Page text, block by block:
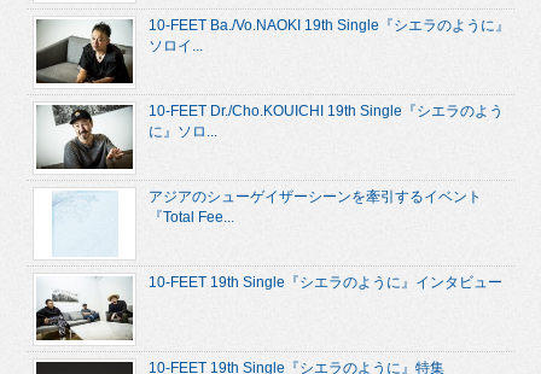
10-FEET Ba./Vo.NAOKI 19th Single『シエラのように』
ソロイ...
10-FEET Dr./Cho.KOUICHI 19th Single『シエラのよう
に』ソロ...
アジアのシューゲイザーシーンを牽引するイベント
『Total Fee...
10-FEET 19th Single『シエラのように』インタビュー
10-FEET 19th Single『シエラのように』特集